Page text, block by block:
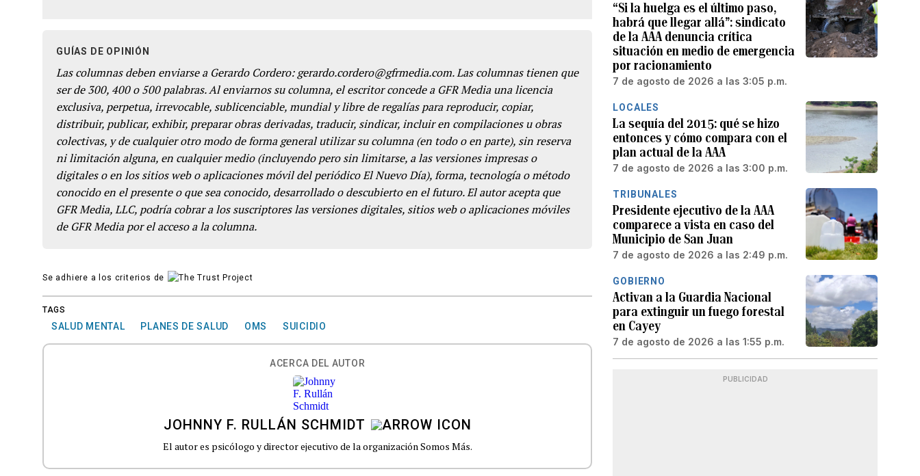
GUÍAS DE OPINIÓN
Las columnas deben enviarse a Gerardo Cordero: gerardo.cordero@gfrmedia.com. Las columnas tienen que
ser de 300, 400 o 500 palabras. Al enviarnos su columna, el escritor concede a GFR Media una licencia
exclusiva, perpetua, irrevocable, sublicenciable, mundial y libre de regalías para reproducir, copiar,
distribuir, publicar, exhibir, preparar obras derivadas, traducir, sindicar, incluir en compilaciones u obras
colectivas, y de cualquier otro modo de forma general utilizar su columna (en todo o en parte), sin reserva
ni limitación alguna, en cualquier medio (incluyendo pero sin limitarse, a las versiones impresas o
digitales o en los sitios web o aplicaciones móvil del periódico El Nuevo Día), forma, tecnología o método
conocido en el presente o que sea conocido, desarrollado o descubierto en el futuro. El autor acepta que
GFR Media, LLC, podría cobrar a los suscriptores las versiones digitales, sitios web o aplicaciones móviles
de GFR Media por el acceso a la columna.
Se adhiere a los criterios de
TAGS
SALUD MENTAL PLANES DE SALUD OMS SUICIDIO
ACERCA DEL AUTOR
JOHNNY F. RULLÁN SCHMIDT
El autor es psicólogo y director ejecutivo de la organización Somos Más.
“Si la huelga es el último paso,
habrá que llegar allá”: sindicato
de la AAA denuncia crítica
situación en medio de emergencia
por racionamiento
7 de agosto de 2026 a las 3:05 p.m.
LOCALES
La sequía del 2015: qué se hizo
entonces y cómo compara con el
plan actual de la AAA
7 de agosto de 2026 a las 3:00 p.m.
TRIBUNALES
Presidente ejecutivo de la AAA
comparece a vista en caso del
Municipio de San Juan
7 de agosto de 2026 a las 2:49 p.m.
GOBIERNO
Activan a la Guardia Nacional
para extinguir un fuego forestal
en Cayey
7 de agosto de 2026 a las 1:55 p.m.
PUBLICIDAD